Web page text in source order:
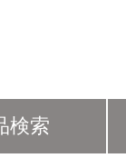
検索